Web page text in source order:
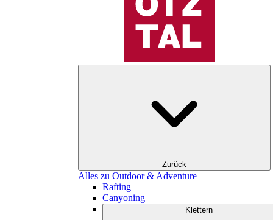
Zurück
Alles zu Outdoor & Adventure
Rafting
Canyoning
Klettern